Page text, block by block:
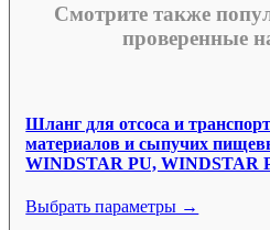
Смотрите также
проверенные
Шланг для отсоса и
материалов и сыпучих
WINDSTAR PU, WINDSTAR
Выбрать параметры →